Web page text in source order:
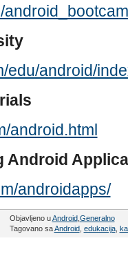
edu/android/
android.html
Android
androidapps/
Objavljeno uAndroid, Generalno
Tagovano saAndroid, edukacija,